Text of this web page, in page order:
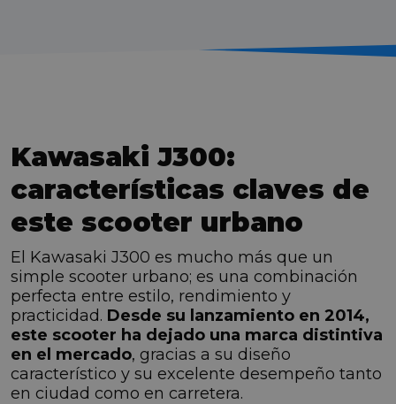
Kawasaki J300:
características claves de
este scooter urbano
El Kawasaki J300 es mucho más que un
simple scooter urbano; es una combinación
perfecta entre estilo, rendimiento y
practicidad. Desde su lanzamiento en 2014,
este scooter ha dejado una marca distintiva
en el mercado, gracias a su diseño
característico y su excelente desempeño tanto
en ciudad como en carretera.